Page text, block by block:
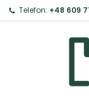
Telefon: +48 609
Zaloguj
Aby zapisać